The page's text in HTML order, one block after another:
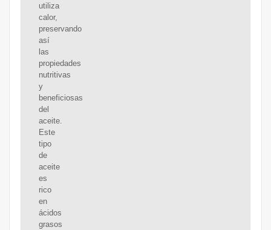
utiliza
calor,
preservando
así
las
propiedades
nutritivas
y
beneficiosas
del
aceite.
Este
tipo
de
aceite
es
rico
en
ácidos
grasos